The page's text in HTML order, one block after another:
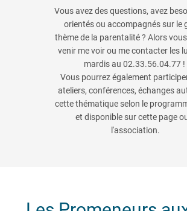
Vous avez des questions, avez
orientés ou accompagnés sur le
thème de la parentalité ? Alors
venir me voir ou me contacter les
mardis au 02.33.56.04.77 !
Vous pourrez également
ateliers, conférences, échanges
cette thématique selon le
et disponible sur cette page
l'association.